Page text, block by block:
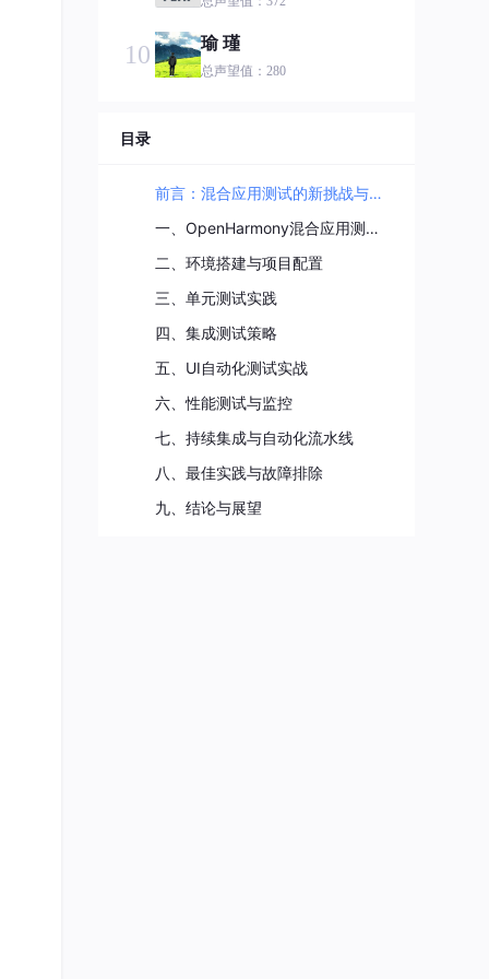
10 瑜 瑾
总声望值：280
11
鸿蒙小语哥
J_1592385427
芯永恒
mart!nhu
第六章
目录
前言：混合应用测试的新挑战与机遇
一、OpenHarmony混合应用测试体系概述
二、环境搭建与项目配置
三、单元测试实践
四、集成测试策略
五、UI自动化测试实战
六、性能测试与监控
七、持续集成与自动化流水线
八、最佳实践与故障排除
九、结论与展望